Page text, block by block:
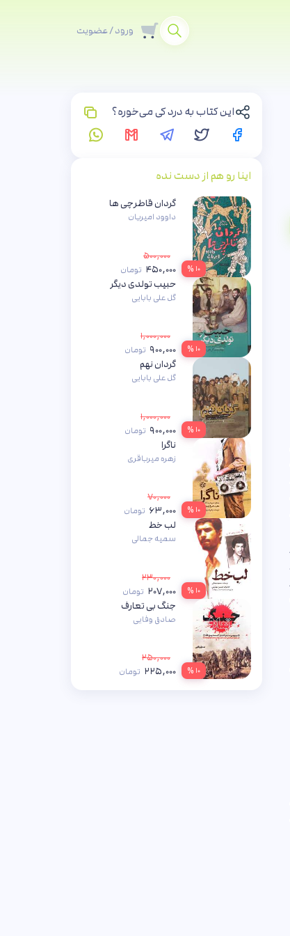
ورود / عضویت
این کتاب به درد کی می‌خوره؟
اینا رو هم از دست نده
۱۰ %
گردان قاطرچی ها
داوود امیریان
۵۰۰,۰۰۰
۴۵۰,۰۰۰ تومان
۱۰ %
حبیب تولدی دیگر
گل علی بابایی
۱,۰۰۰,۰۰۰
۹۰۰,۰۰۰ تومان
۱۰ %
گردان نهم
گل علی بابایی
۱,۰۰۰,۰۰۰
۹۰۰,۰۰۰ تومان
۱۰ %
ناگرا
زهره میرباقری
۷۰,۰۰۰
۶۳,۰۰۰ تومان
۱۰ %
لب خط
سمیه جمالی
۲۳۰,۰۰۰
۲۰۷,۰۰۰ تومان
۱۰ %
جنگ بی تعارف
صادق وفایی
۲۵۰,۰۰۰
۲۲۵,۰۰۰ تومان